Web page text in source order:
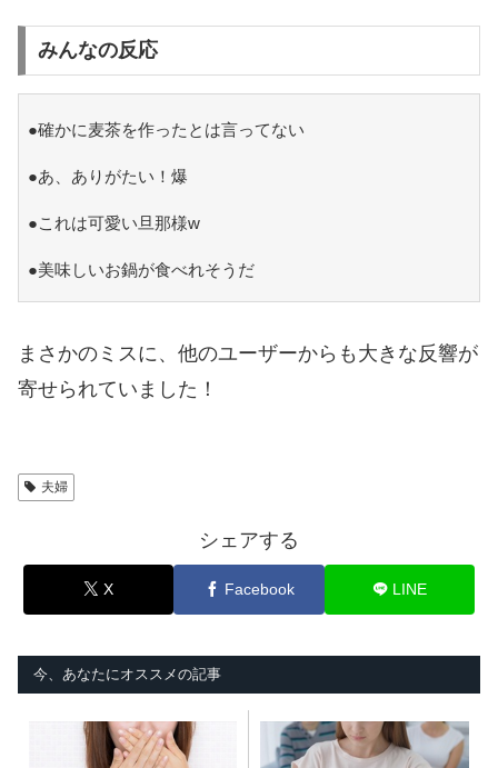
みんなの反応
●確かに麦茶を作ったとは言ってない
●あ、ありがたい！爆
●これは可愛い旦那様w
●美味しいお鍋が食べれそうだ
まさかのミスに、他のユーザーからも大きな反響が
寄せられていました！
夫婦
シェアする
X Facebook LINE
今、あなたにオススメの記事